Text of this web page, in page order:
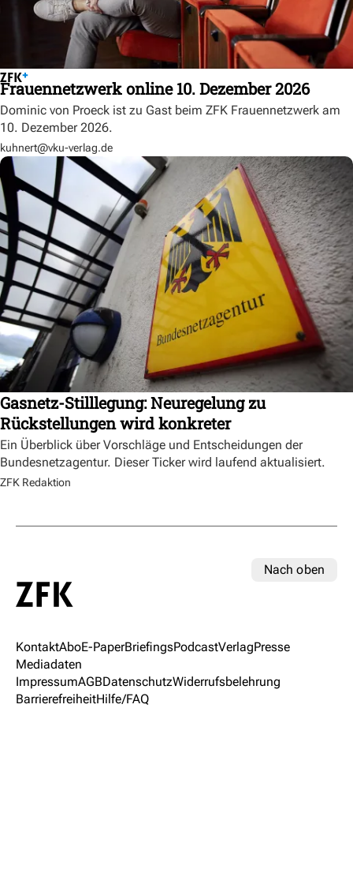
Frauennetzwerk online 10. Dezember 2026
Dominic von Proeck ist zu Gast beim ZFK Frauennetzwerk am
10. Dezember 2026.
kuhnert@vku-verlag.de
Gasnetz-Stilllegung: Neuregelung zu
Rückstellungen wird konkreter
Ein Überblick über Vorschläge und Entscheidungen der
Bundesnetzagentur. Dieser Ticker wird laufend aktualisiert.
ZFK Redaktion
Nach oben
KontaktAboE-PaperBriefingsPodcastVerlagPresse
Mediadaten
ImpressumAGBDatenschutzWiderrufsbelehrung
BarrierefreiheitHilfe/FAQ